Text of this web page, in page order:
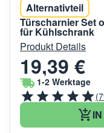
Alternativteil
Türscharnier Set
für Kühlschrank
Produkt Details
19,39 €
1-2 Werktage